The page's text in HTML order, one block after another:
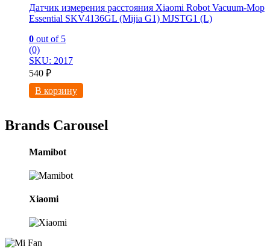
Датчик измерения расстояния Xiaomi Robot Vacuum-Mop
Essential SKV4136GL (Mijia G1) MJSTG1 (L)
0 out of 5
(0)
SKU: 2017
540 ₽
В корзину
Brands Carousel
Mamibot
Xiaomi